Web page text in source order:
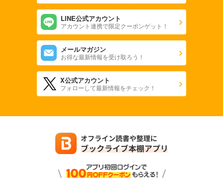
LINE公式アカウント
アカウント連携で限定クーポンゲット！
メールマガジン
お得な最新情報を受け取ろう！
X公式アカウント
フォローして最新情報をチェック！